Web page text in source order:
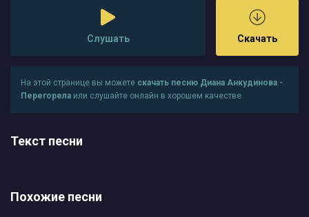
Слушать Скачать
На этой странице вы можете скачать песню Диана Анкудинова -
Перегорела или слушайте онлайн в хорошем качестве
Текст песни
Похожие песни